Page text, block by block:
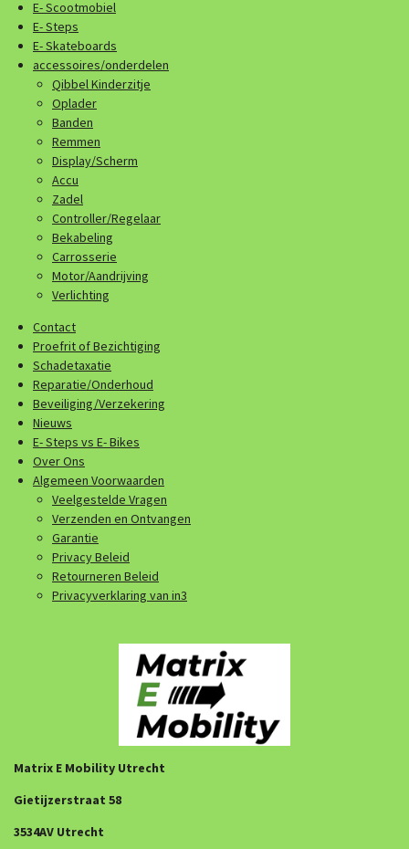
E- Scootmobiel
E- Steps
E- Skateboards
accessoires/onderdelen
Qibbel Kinderzitje
Oplader
Banden
Remmen
Display/Scherm
Accu
Zadel
Controller/Regelaar
Bekabeling
Carrosserie
Motor/Aandrijving
Verlichting
Contact
Proefrit of Bezichtiging
Schadetaxatie
Reparatie/Onderhoud
Beveiliging/Verzekering
Nieuws
E- Steps vs E- Bikes
Over Ons
Algemeen Voorwaarden
Veelgestelde Vragen
Verzenden en Ontvangen
Garantie
Privacy Beleid
Retourneren Beleid
Privacyverklaring van in3
Matrix E Mobility Utrecht
Gietijzerstraat 58
3534AV Utrecht